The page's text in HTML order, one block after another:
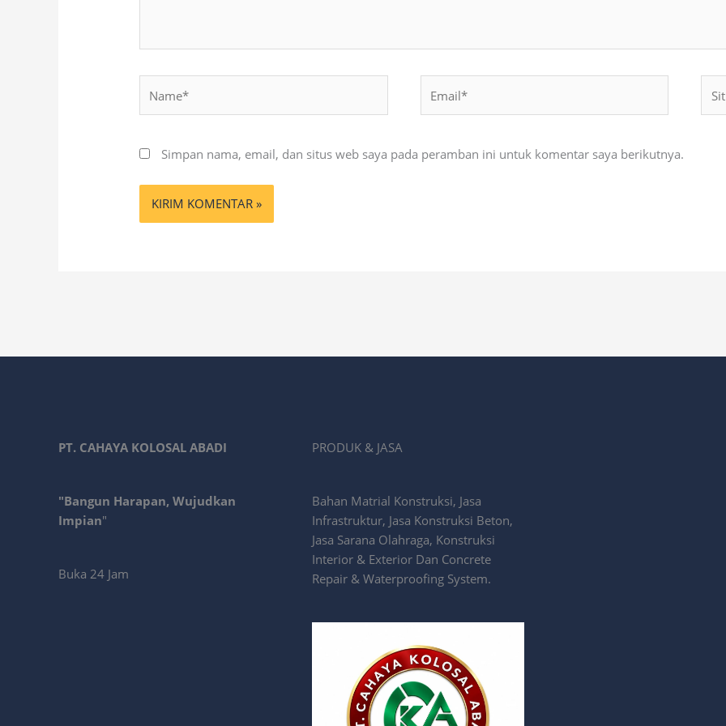
Web
Simpan nama, email, dan situs web saya pada peramban ini untuk komentar saya berikutnya.
PT. CAHAYA KOLOSAL ABADI
"Bangun Harapan, Wujudkan
Impian"
Buka 24 Jam
PRODUK & JASA
Bahan Matrial Konstruksi, Jasa
Infrastruktur, Jasa Konstruksi Beton,
Jasa Sarana Olahraga, Konstruksi
Interior & Exterior Dan Concrete
Repair & Waterproofing System.